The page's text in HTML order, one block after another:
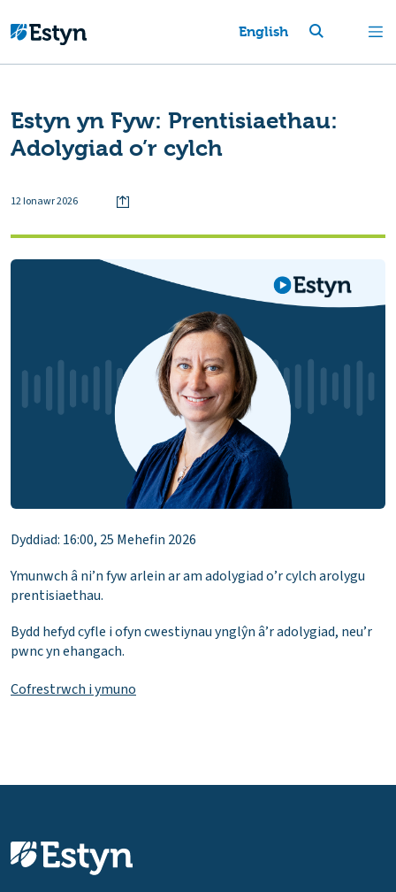
English
Estyn yn Fyw: Prentisiaethau:
Adolygiad o’r cylch
12 Ionawr 2026
Dyddiad: 16:00, 25 Mehefin 2026
Ymunwch â ni’n fyw arlein ar am adolygiad o’r cylch arolygu
prentisiaethau.
Bydd hefyd cyfle i ofyn cwestiynau ynglŷn â’r adolygiad, neu’r
pwnc yn ehangach.
Cofrestrwch i ymuno